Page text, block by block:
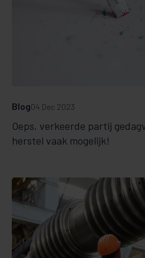
Oeps, verkeerde partij
herstel vaak mogelijk!
Blog04 Dec 2023